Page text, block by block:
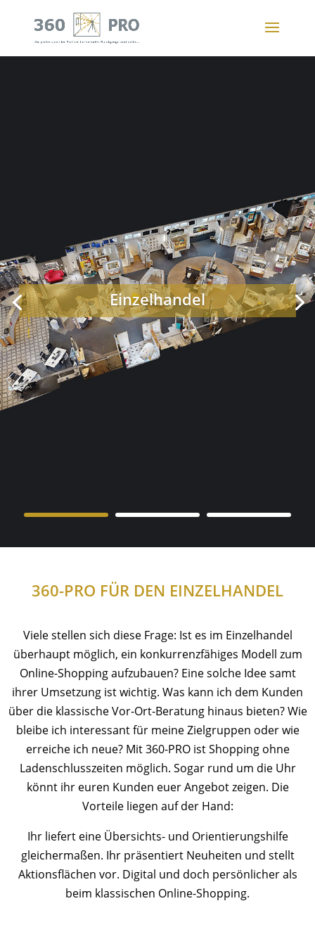
Einzelhandel
360-PRO FÜR DEN EINZELHANDEL
Viele stellen sich diese Frage: Ist es im Einzelhandel
überhaupt möglich, ein konkurrenzfähiges Modell zum
Online-Shopping aufzubauen? Eine solche Idee samt
ihrer Umsetzung ist wichtig. Was kann ich dem Kunden
über die klassische Vor-Ort-Beratung hinaus bieten? Wie
bleibe ich interessant für meine Zielgruppen oder wie
erreiche ich neue? Mit 360-PRO ist Shopping ohne
Ladenschlusszeiten möglich. Sogar rund um die Uhr
könnt ihr euren Kunden euer Angebot zeigen. Die
Vorteile liegen auf der Hand:
Ihr liefert eine Übersichts- und Orientierungshilfe
gleichermaßen. Ihr präsentiert Neuheiten und stellt
Aktionsflächen vor. Digital und doch persönlicher als
beim klassischen Online-Shopping.